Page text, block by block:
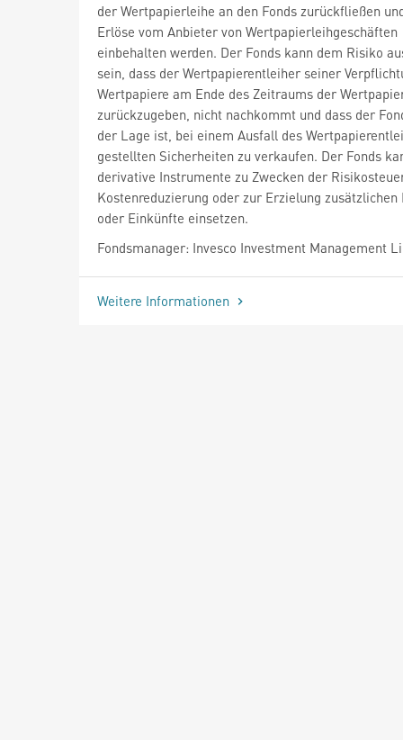
der Wertpapierleihe an den Fonds zurückfließen
Erlöse vom Anbieter von Wertpapierleihgeschäften
einbehalten werden. Der Fonds kann dem Risiko
sein, dass der Wertpapierentleiher seiner
Wertpapiere am Ende des Zeitraums der
zurückzugeben, nicht nachkommt und dass der
der Lage ist, bei einem Ausfall des
gestellten Sicherheiten zu verkaufen. Der Fonds
derivative Instrumente zu Zwecken der
Kostenreduzierung oder zur Erzielung zusätzlichen
oder Einkünfte einsetzen.
Fondsmanager: Invesco Investment Management
Weitere Informationen